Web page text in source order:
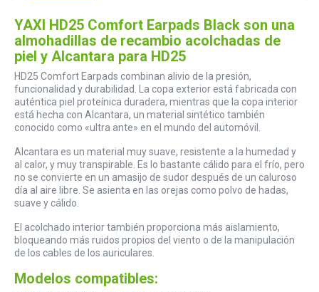
YAXI HD25 Comfort Earpads Black son una
almohadillas de recambio acolchadas de
piel y Alcantara para HD25
HD25 Comfort Earpads combinan alivio de la presión,
funcionalidad y durabilidad. La copa exterior está fabricada con
auténtica piel proteínica duradera, mientras que la copa interior
está hecha con Alcantara, un material sintético también
conocido como «ultra ante» en el mundo del automóvil.
Alcantara es un material muy suave, resistente a la humedad y
al calor, y muy transpirable. Es lo bastante cálido para el frío, pero
no se convierte en un amasijo de sudor después de un caluroso
día al aire libre. Se asienta en las orejas como polvo de hadas,
suave y cálido.
El acolchado interior también proporciona más aislamiento,
bloqueando más ruidos propios del viento o de la manipulación
de los cables de los auriculares.
Modelos compatibles: